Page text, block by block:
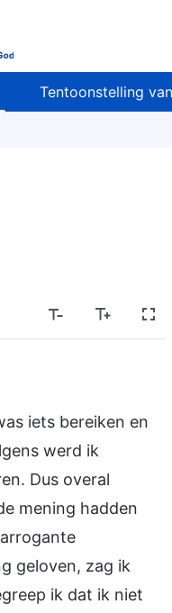
Tentoonstelling
iets bereiken en
werd ik
Dus overal
mening hadden
geloven, zag ik
ik dat ik niet